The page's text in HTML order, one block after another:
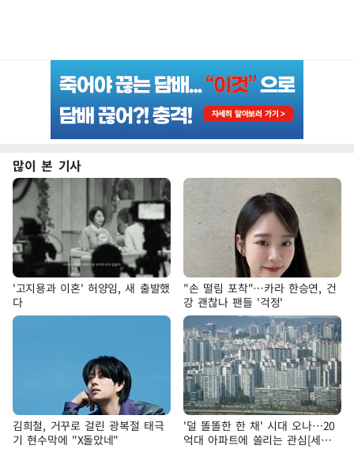
많이 본 기사
'고지용과 이혼' 허양임, 새 출발했
다
"손 떨림 포착"…카라 한승연, 건
강 괜찮나 팬들 '걱정'
김희철, 거꾸로 걸린 광복절 태극
기 현수막에 "X돌았네"
'덜 똘똘한 한 채' 시대 오나…20
억대 아파트에 쏠리는 관심[세제